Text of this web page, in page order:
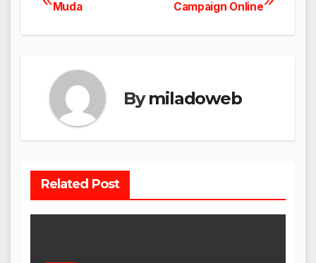
pos
Campaign Online
Muda
Bymiladoweb
Related Post